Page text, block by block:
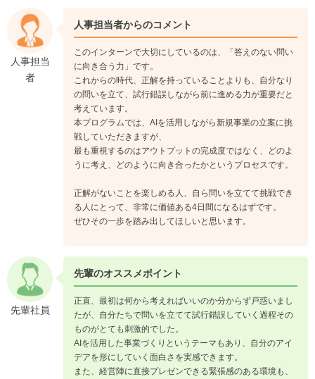
人事担当
者
人事担当者からのコメント
このインターンで大切にしているのは、「答えのない問い
に向き合う力」です。
これからの時代、正解を持っていることよりも、自分なり
の問いを立て、試行錯誤しながら前に進める力が重要だと
考えています。
本プログラムでは、AIを活用しながら新規事業の立案に挑
戦していただきますが、
最も重視するのはアウトプットの完成度ではなく、どのよ
うに考え、どのように向き合ったかというプロセスです。
正解がないことを楽しめる人、自ら問いを立てて挑戦でき
る人にとって、非常に価値ある4日間になるはずです。
ぜひその一歩を踏み出してほしいと思います。
先輩社員
先輩のオススメポイント
正直、最初は何から考えればいいのか分からず戸惑いまし
たが、自分たちで問いを立てて試行錯誤していく過程その
ものがとても刺激的でした。
AIを活用した事業づくりというテーマもあり、自分のアイ
デアを形にしていく面白さを実感できます。
また、経営陣に直接プレゼンできる緊張感のある環境も、